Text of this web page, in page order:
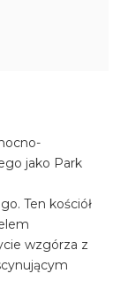
jako Park
Ten kościół
wzgórza z